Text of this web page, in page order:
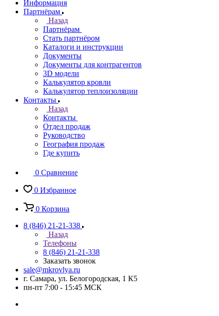
Информация
Партнёрам
Назад
Партнёрам
Стать партнёром
Каталоги и инструкции
Документы
Документы для контрагентов
3D модели
Калькулятор кровли
Калькулятор теплоизоляции
Контакты
Назад
Контакты
Отдел продаж
Руководство
География продаж
Где купить
0 Сравнение
0 Избранное
0 Корзина
8 (846) 21-21-338
Назад
Телефоны
8 (846) 21-21-338
Заказать звонок
sale@mkrovlya.ru
г. Самара, ул. Белогородская, 1 К5
пн-пт 7:00 - 15:45 МСК